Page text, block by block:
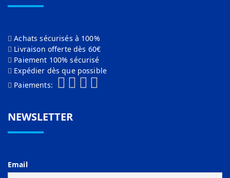
Achats sécurisés à 100%
Livraison offerte dès 60€
Paiement 100% sécurisé
Expédier dès que possible
Paiements:
NEWSLETTER
Email